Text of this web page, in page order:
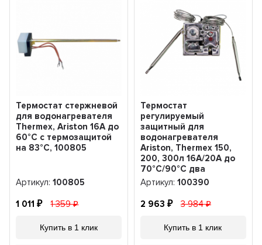
Термостат стержневой
для водонагревателя
Thermex, Ariston 16А до
60°С с термозащитой
на 83°С, 100805
Артикул:100805
1 011 1 359
Купить в 1 клик
Термостат
регулируемый
защитный для
водонагревателя
Ariston, Thermex 150,
200, 300л 16А/20A до
70°С/90°С два
капилляра,
трехфазный, 100390
Артикул: 100390
2 963 3 984
Купить в 1 клик